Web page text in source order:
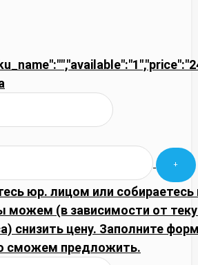
юр. лицом или
можем (в зависимости от
снизить цену. Заполните
сможем предложить.